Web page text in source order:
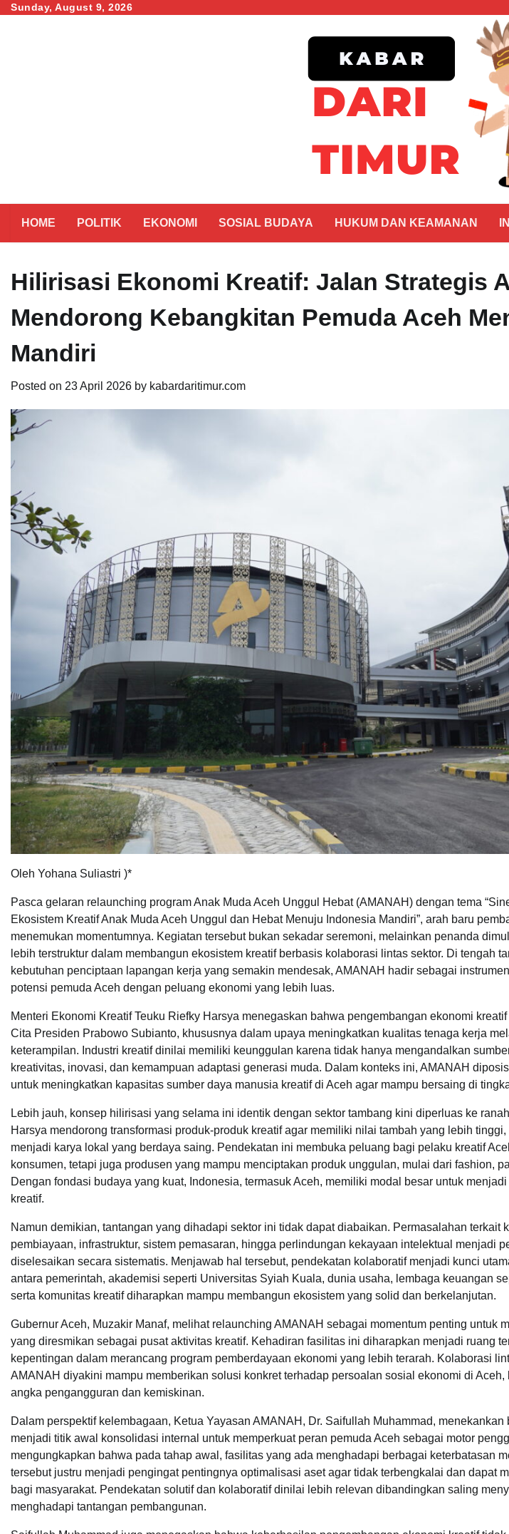
SkipSunday, August 9, 2026
HOME POLITIK EKONOMI SOSIAL BUDAYA HUKUM DAN KEAMANAN
Hilirisasi Ekonomi Kreatif: Jalan Strategis
Mendorong Kebangkitan Pemuda Aceh
Mandiri
Posted on 23 April 2026 by kabardaritimur.com
Oleh Yohana Suliastri )*
Pasca gelaran relaunching program Anak Muda Aceh Unggul Hebat (AMANAH) dengan tema
Ekosistem Kreatif Anak Muda Aceh Unggul dan Hebat Menuju Indonesia Mandiri”, arah baru
menemukan momentumnya. Kegiatan tersebut bukan sekadar seremoni, melainkan penanda
lebih terstruktur dalam membangun ekosistem kreatif berbasis kolaborasi lintas sektor. Di tengah
kebutuhan penciptaan lapangan kerja yang semakin mendesak, AMANAH hadir sebagai
potensi pemuda Aceh dengan peluang ekonomi yang lebih luas.
Menteri Ekonomi Kreatif Teuku Riefky Harsya menegaskan bahwa pengembangan ekonomi
Cita Presiden Prabowo Subianto, khususnya dalam upaya meningkatkan kualitas tenaga kerja
keterampilan. Industri kreatif dinilai memiliki keunggulan karena tidak hanya mengandalkan
kreativitas, inovasi, dan kemampuan adaptasi generasi muda. Dalam konteks ini, AMANAH
untuk meningkatkan kapasitas sumber daya manusia kreatif di Aceh agar mampu bersaing di
Lebih jauh, konsep hilirisasi yang selama ini identik dengan sektor tambang kini diperluas ke
Harsya mendorong transformasi produk-produk kreatif agar memiliki nilai tambah yang lebih
menjadi karya lokal yang berdaya saing. Pendekatan ini membuka peluang bagi pelaku kreatif
konsumen, tetapi juga produsen yang mampu menciptakan produk unggulan, mulai dari fashion,
Dengan fondasi budaya yang kuat, Indonesia, termasuk Aceh, memiliki modal besar untuk
kreatif.
Namun demikian, tantangan yang dihadapi sektor ini tidak dapat diabaikan. Permasalahan terkait
pembiayaan, infrastruktur, sistem pemasaran, hingga perlindungan kekayaan intelektual menjadi
diselesaikan secara sistematis. Menjawab hal tersebut, pendekatan kolaboratif menjadi kunci
antara pemerintah, akademisi seperti Universitas Syiah Kuala, dunia usaha, lembaga keuangan
serta komunitas kreatif diharapkan mampu membangun ekosistem yang solid dan berkelanjutan.
Gubernur Aceh, Muzakir Manaf, melihat relaunching AMANAH sebagai momentum penting untuk
yang diresmikan sebagai pusat aktivitas kreatif. Kehadiran fasilitas ini diharapkan menjadi ruang
kepentingan dalam merancang program pemberdayaan ekonomi yang lebih terarah. Kolaborasi
AMANAH diyakini mampu memberikan solusi konkret terhadap persoalan sosial ekonomi di
angka pengangguran dan kemiskinan.
Dalam perspektif kelembagaan, Ketua Yayasan AMANAH, Dr. Saifullah Muhammad,
menjadi titik awal konsolidasi internal untuk memperkuat peran pemuda Aceh sebagai motor
mengungkapkan bahwa pada tahap awal, fasilitas yang ada menghadapi berbagai keterbatasan
tersebut justru menjadi pengingat pentingnya optimalisasi aset agar tidak terbengkalai dan dapat
bagi masyarakat. Pendekatan solutif dan kolaboratif dinilai lebih relevan dibandingkan saling
menghadapi tantangan pembangunan.